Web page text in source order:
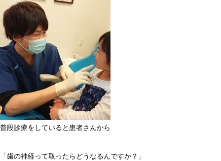
普段診療をしていると患者さんから
「歯の神経って取ったらどうなるんですか？」